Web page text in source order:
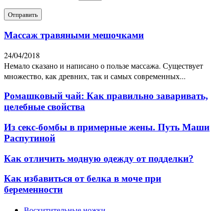
Массаж травяными мешочками
24/04/2018
Немало сказано и написано о пользе массажа. Существует
множество, как древних, так и самых современных...
Ромашковый чай: Как правильно заваривать,
целебные свойства
Из секс-бомбы в примерные жены. Путь Маши
Распутиной
Как отличить модную одежду от подделки?
Как избавиться от белка в моче при
беременности